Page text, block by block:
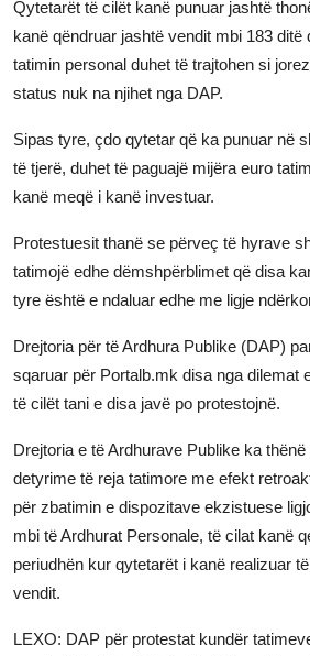
Qytetarët të cilët kanë punuar jashtë
kanë qëndruar jashtë vendit mbi 183 ditë
tatimin personal duhet të trajtohen si
status nuk na njihet nga DAP.
Sipas tyre, çdo qytetar që ka punuar në
të tjerë, duhet të paguajë mijëra euro
kanë meqë i kanë investuar.
Protestuesit thanë se përveç të hyrave
tatimojë edhe dëmshpërblimet që disa
tyre është e ndaluar edhe me ligje
Drejtoria për të Ardhura Publike (DAP)
sqaruar për Portalb.mk disa nga dilemat
të cilët tani e disa javë po protestojnë.
Drejtoria e të Ardhurave Publike ka
detyrime të reja tatimore me efekt
për zbatimin e dispozitave ekzistuese
mbi të Ardhurat Personale, të cilat kanë
periudhën kur qytetarët i kanë realizuar
vendit.
LEXO: DAP për protestat kundër